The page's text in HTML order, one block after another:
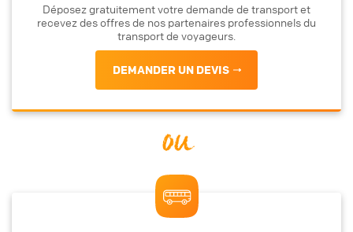
Déposez gratuitement votre demande de transport et
recevez des offres de nos partenaires professionnels du
transport de voyageurs.
DEMANDER UN DEVIS
ou